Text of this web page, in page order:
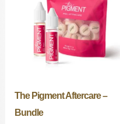
The Pigment Aftercare –
Bundle